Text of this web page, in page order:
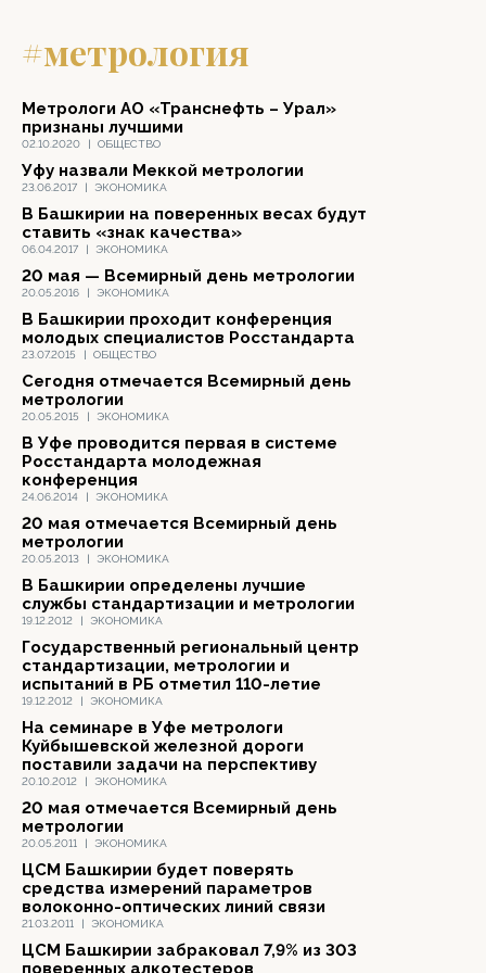
#метрология
02.10.2020 | ОБЩЕСТВО
Метрологи АО «Транснефть – Урал»
признаны лучшими
23.06.2017 | ЭКОНОМИКА
Уфу назвали Меккой метрологии
06.04.2017 | ЭКОНОМИКА
В Башкирии на поверенных весах будут
ставить «знак качества»
20.05.2016 | ЭКОНОМИКА
20 мая — Всемирный день метрологии
23.07.2015 | ОБЩЕСТВО
В Башкирии проходит конференция
молодых специалистов Росстандарта
20.05.2015 | ЭКОНОМИКА
Сегодня отмечается Всемирный день
метрологии
24.06.2014 | ЭКОНОМИКА
В Уфе проводится первая в системе
Росстандарта молодежная
конференция
20.05.2013 | ЭКОНОМИКА
20 мая отмечается Всемирный день
метрологии
19.12.2012 | ЭКОНОМИКА
В Башкирии определены лучшие
службы стандартизации и метрологии
19.12.2012 | ЭКОНОМИКА
Государственный региональный центр
стандартизации, метрологии и
испытаний в РБ отметил 110-летие
20.10.2012 | ЭКОНОМИКА
На семинаре в Уфе метрологи
Куйбышевской железной дороги
поставили задачи на перспективу
20.05.2011 | ЭКОНОМИКА
20 мая отмечается Всемирный день
метрологии
21.03.2011 | ЭКОНОМИКА
ЦСМ Башкирии будет поверять
средства измерений параметров
волоконно-оптических линий связи
ЦСМ Башкирии забраковал 7,9% из 303
поверенных алкотестеров